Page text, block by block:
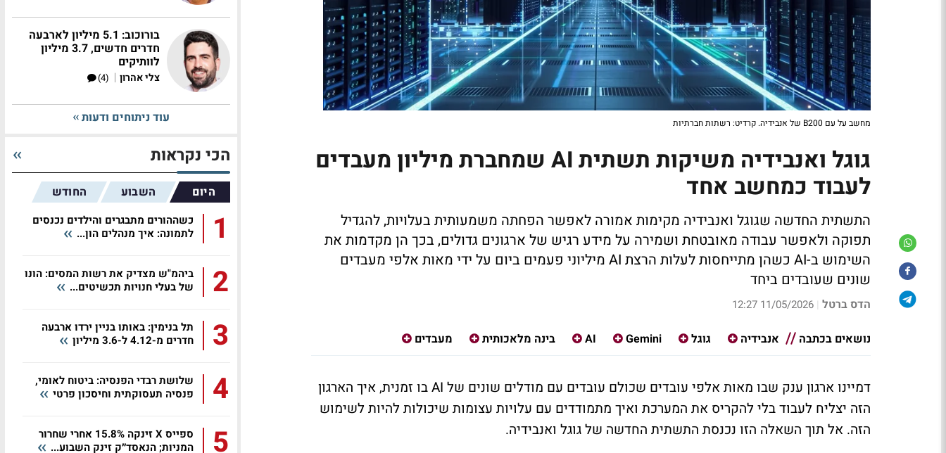
מחשב על עם B200 של אנבידיה. קרדיט: רשתות חברתיות
גוגל ואנבידיה משיקות תשתית AI שמחברת מיליון מעבדים
לעבוד כמחשב אחד
התשתית החדשה שגוגל ואנבידיה מקימות אמורה לאפשר הפחתה משמעותית בעלויות, להגדיל
תפוקה ולאפשר עבודה מאובטחת ושמירה על מידע רגיש של ארגונים גדולים, בכך הן מקדמות את
השימוש ב-AI כשהן מתייחסות לעלות הרצת AI מיליוני פעמים ביום על ידי מאות אלפי מעבדים
שונים שעובדים ביחד
הדס ברטל |
11/05/2026 12:27
נושאים בכתבה אנבידיה גוגל Gemini
AI בינה מלאכותית מעבדים
דמיינו ארגון ענק שבו מאות אלפי עובדים שכולם עובדים עם מודלים שונים של AI בו זמנית, איך הארגון
הזה יצליח לעבוד בלי להקריס את המערכת ואיך מתמודדים עם עלויות עצומות שיכולות להיות לשימוש
הזה. אל תוך השאלה הזו נכנסת התשתית החדשה של גוגל ואנבידיה.
בורוכוב: 5.1 מיליון לארבעה
חדרים חדשים, 3.7 מיליון
לוותיקים
צלי אהרון |
(4)
עוד ניתוחים ודעות
הכי נקראות
היום השבוע החודש
1
כשההורים מתבגרים והילדים נכנסים
לתמונה: איך מנהלים הון...
2
ביהמ"ש מצדיק את רשות המסים: הונו
של בעלי חנויות תכשיטים...
3
תל בנימין: באותו בניין ירדו ארבעה
חדרים מ-4.12 ל-3.6 מיליון
4
שלושת רבדי הפנסיה: ביטוח לאומי,
פנסיה תעסוקתית וחיסכון פרטי
5
ספייס X זינקה 15.8% אחרי שחרור
המניות; הנאסד״ק זינק השבוע...